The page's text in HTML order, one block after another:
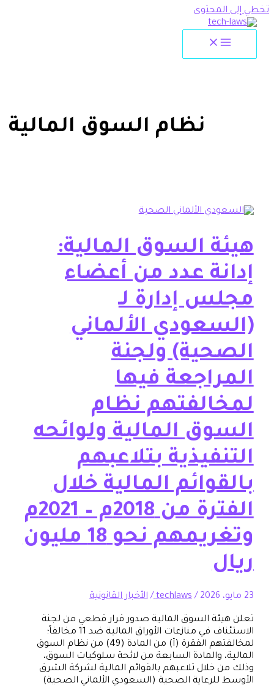
نظام السوق المالية
السوق المالية:
عدد من أعضاء
إدارة لـ
الألماني
ولجنة
فيها
نظام
المالية ولوائحه
بتلاعبهم
المالية خلال
الفترة من 2018م – 2021م
وتغريمهم نحو 18 مليون
/
techlaws
/الأخبار القانونية
السوق المالية صدور قرار قطعي من لجنة
الاستئناف في منازعات الأوراق المالية ضد 11 مخالفاً؛
لمخالفتهم الفقرة (أ) من المادة (49) من نظام السوق
والمادة السابعة من لائحة سلوكيات السوق،
خلال تلاعبهم بالقوائم المالية لشركة الشرق
الصحية (السعودي الألماني الصحية)